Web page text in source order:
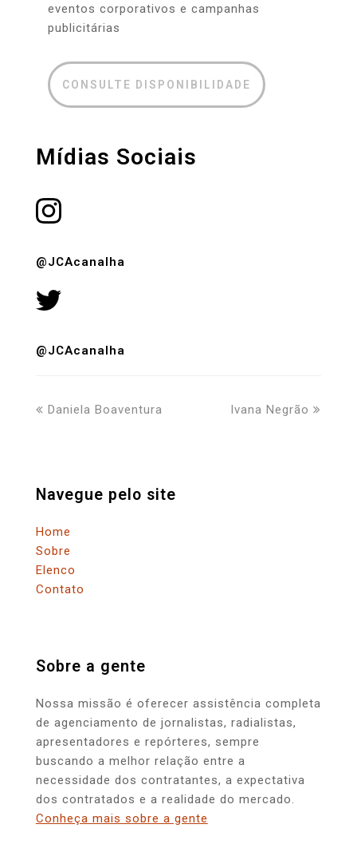
eventos corporativos e campanhas
publicitárias
CONSULTE DISPONIBILIDADE
Mídias Sociais
@JCAcanalha
@JCAcanalha
previous
Daniela Boaventura
next
Ivana Negrão
Navegue pelo site
Home
Sobre
Elenco
Contato
Sobre a gente
Nossa missão é oferecer assistência completa
de agenciamento de jornalistas, radialistas,
apresentadores e repórteres, sempre
buscando a melhor relação entre a
necessidade dos contratantes, a expectativa
dos contratados e a realidade do mercado.
Conheça mais sobre a gente